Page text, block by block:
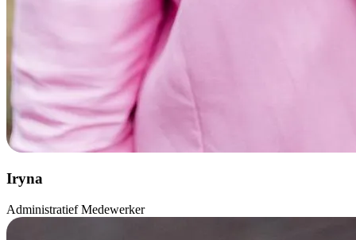
Iryna
Administratief Medewerker